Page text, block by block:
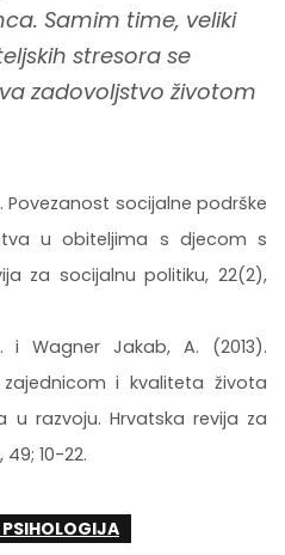
Samim time, veliki
stresora se
zadovoljstvo životom
Povezanost socijalne podrške
u obiteljima s djecom s
za socijalnu politiku, 22(2),
i Wagner Jakab, A. (2013).
i kvaliteta života
razvoju. Hrvatska revija za
10-22.